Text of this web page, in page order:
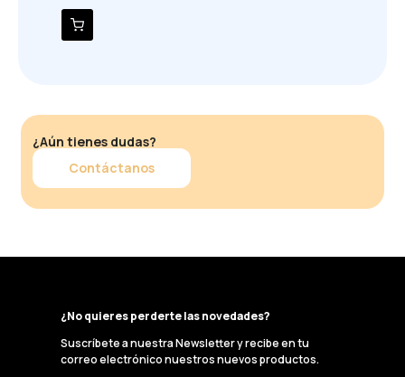
¿Aún tienes dudas?
Contáctanos
¿No quieres perderte las novedades?
Suscríbete a nuestra Newsletter y recibe en tu
correo electrónico nuestros nuevos productos.